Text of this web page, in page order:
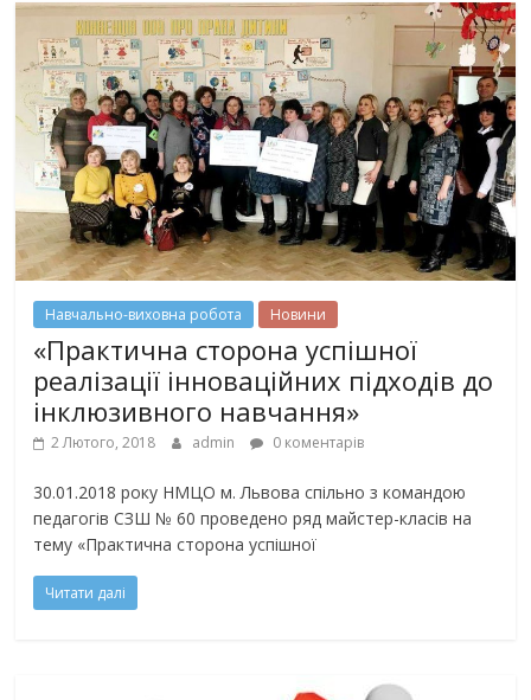
Навчально-виховна робота Новини
«Практична сторона успішної
реалізації інноваційних підходів до
інклюзивного навчання»
2 Лютого, 2018 admin 0 коментарів
30.01.2018 року НМЦО м. Львова спільно з командою
педагогів СЗШ № 60 проведено ряд майстер-класів на
тему «Практична сторона успішної
Читати далі